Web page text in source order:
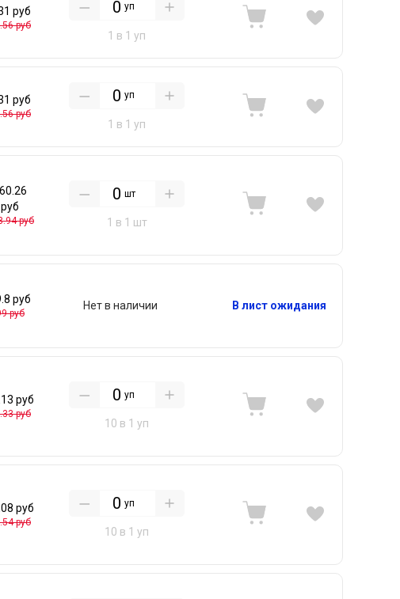
руб
руб
уп
1 в 1 уп
руб
руб
уп
1 в 1 уп
руб
руб
шт
1 в 1 шт
руб
руб
Нет в наличии В лист ожидания
руб
руб
уп
10 в 1 уп
руб
руб
уп
10 в 1 уп